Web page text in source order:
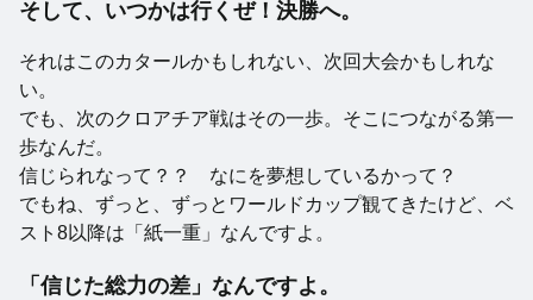
そして、いつかは行くぜ！決勝へ。
それはこのカタールかもしれない、次回大会かもしれな
い。
でも、次のクロアチア戦はその一歩。そこにつながる第一
歩なんだ。
信じられなって？？ なにを夢想しているかって？
でもね、ずっと、ずっとワールドカップ観てきたけど、ベ
スト8以降は「紙一重」なんですよ。
「信じた総力の差」なんですよ。